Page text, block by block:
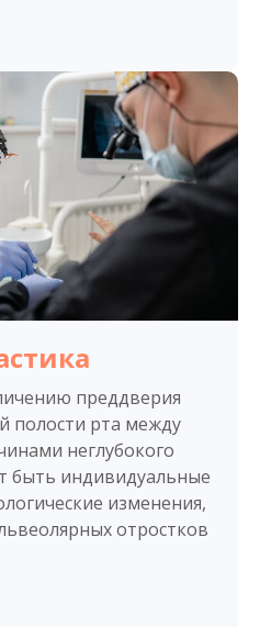
преддверия
полости рта между
неглубокого
быть индивидуальные
изменения,
отростков